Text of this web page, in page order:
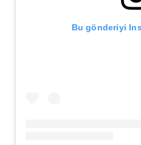
Bu gönderiyi